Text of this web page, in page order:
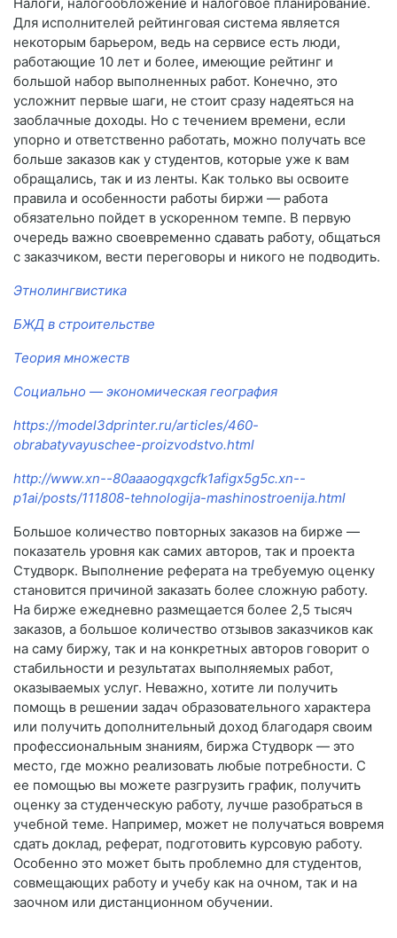
Для исполнителей рейтинговая система является
некоторым барьером, ведь на сервисе есть люди,
работающие 10 лет и более, имеющие рейтинг и
большой набор выполненных работ. Конечно, это
усложнит первые шаги, не стоит сразу надеяться на
заоблачные доходы. Но с течением времени, если
упорно и ответственно работать, можно получать все
больше заказов как у студентов, которые уже к вам
обращались, так и из ленты. Как только вы освоите
правила и особенности работы биржи — работа
обязательно пойдет в ускоренном темпе. В первую
очередь важно своевременно сдавать работу, общаться
с заказчиком, вести переговоры и никого не подводить.
Этнолингвистика
БЖД в строительстве
Теория множеств
Социально — экономическая география
https://model3dprinter.ru/articles/460-
obrabatyvayuschee-proizvodstvo.html
http://www.xn--80aaaogqxgcfk1afigx5g5c.xn--
p1ai/posts/111808-tehnologija-mashinostroenija.html
Большое количество повторных заказов на бирже —
показатель уровня как самих авторов, так и проекта
Студворк. Выполнение реферата на требуемую оценку
становится причиной заказать более сложную работу.
На бирже ежедневно размещается более 2,5 тысяч
заказов, а большое количество отзывов заказчиков как
на саму биржу, так и на конкретных авторов говорит о
стабильности и результатах выполняемых работ,
оказываемых услуг. Неважно, хотите ли получить
помощь в решении задач образовательного характера
или получить дополнительный доход благодаря своим
профессиональным знаниям, биржа Студворк — это
место, где можно реализовать любые потребности. С
ее помощью вы можете разгрузить график, получить
оценку за студенческую работу, лучше разобраться в
учебной теме. Например, может не получаться вовремя
сдать доклад, реферат, подготовить курсовую работу.
Особенно это может быть проблемно для студентов,
совмещающих работу и учебу как на очном, так и на
заочном или дистанционном обучении.